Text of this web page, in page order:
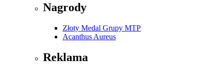
Nagrody
Złoty Medal Grupy MTP
Acanthus Aureus
Reklama